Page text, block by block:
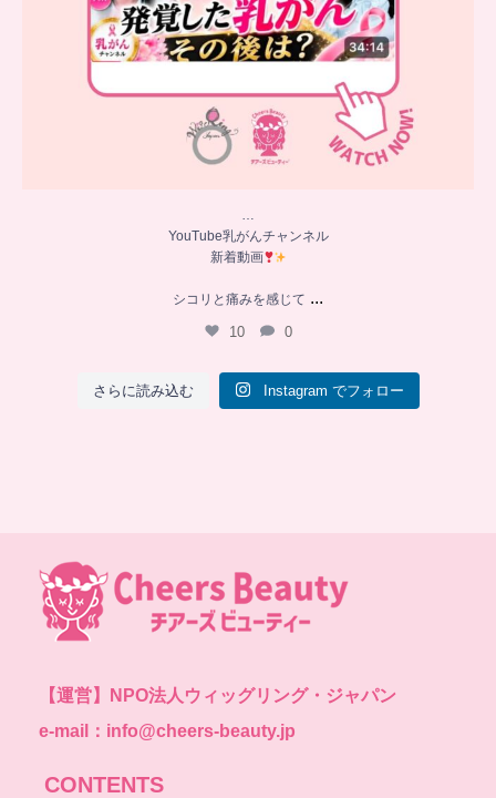
YouTube乳がんチャンネル
新着動画
シコリと痛みを感じて ...
10 0
さらに読み込む Instagram でフォロー
【運営】
NPO法人ウィッグリング・ジャパン
e-mail：info@cheers-beauty.jp
CONTENTS